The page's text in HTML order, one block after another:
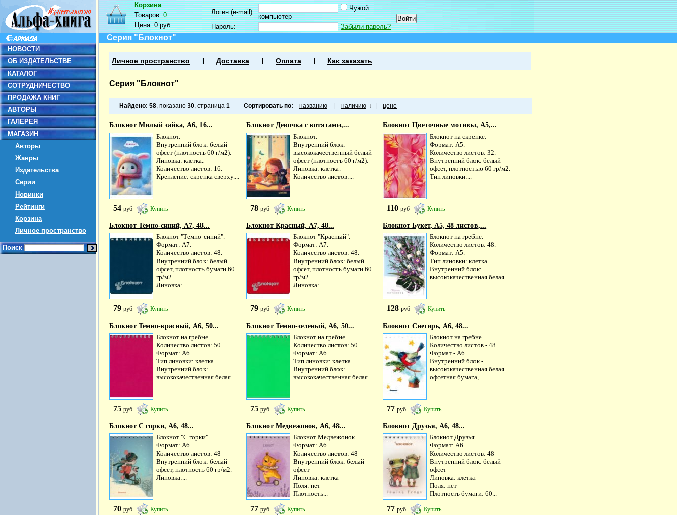
НОВОСТИ
ОБ ИЗДАТЕЛЬСТВЕ
КАТАЛОГ
СОТРУДНИЧЕСТВО
ПРОДАЖА КНИГ
АВТОРЫ
ГАЛЕРЕЯ
МАГАЗИН
Авторы
Жанры
Издательства
Серии
Новинки
Рейтинги
Корзина
Личное пространство
Поиск
Корзина
Товаров:0
Цена:0 руб.
Логин (e-mail):
Чужой
компьютер
Пароль:
Забыли пароль?
Серия "Блокнот"
Личное пространство Доставка Оплата Как заказать
Серия "Блокнот"
Найдено: 58, показано 30, страница 1 Сортировать по: названию наличию ↓ цене
Блокнот Милый зайка, А6, 16...
Блокнот.
Внутренний блок: белый
офсет (плотность 60 г/м2).
Линовка: клетка.
Количество листов: 16.
Крепление: скрепка сверху....
54 руб Купить
Блокнот Девочка с котятами,...
Блокнот.
Внутренний блок:
высококачественный белый
офсет (плотность 60 г/м2).
Линовка: клетка.
Количество листов:...
78 руб Купить
Блокнот Цветочные мотивы, А5,...
Блокнот на скрепке.
Формат: А5.
Количество листов: 32.
Внутренний блок: белый
офсет, плотностью 60 гр/м2.
Тип линовки:...
110руб Купить
Блокнот Темно-синий, А7, 48...
Блокнот "Темно-синий".
Формат: А7.
Количество листов: 48.
Внутренний блок: белый
офсет, плотность бумаги 60
гр/м2.
Линовка:...
79 руб Купить
Блокнот Красный, А7, 48...
Блокнот "Красный".
Формат: А7.
Количество листов: 48.
Внутренний блок: белый
офсет, плотность бумаги 60
гр/м2.
Линовка:...
79 руб Купить
Блокнот Букет, А5, 48 листов,...
Блокнот на гребне.
Количество листов: 48.
Формат: А5.
Тип линовки: клетка.
Внутренний блок:
высококачественная белая...
128руб Купить
Блокнот Темно-красный, А6, 50...
Блокнот на гребне.
Количество листов: 50.
Формат: А6.
Тип линовки: клетка.
Внутренний блок:
высококачественная белая...
75 руб Купить
Блокнот Темно-зеленый, А6, 50...
Блокнот на гребне.
Количество листов: 50.
Формат: А6.
Тип линовки: клетка.
Внутренний блок:
высококачественная белая...
75 руб Купить
Блокнот Снегирь, А6, 48...
Блокнот на гребне.
Количество листов - 48.
Формат - А6.
Внутренний блок -
высококачественная белая
офсетная бумага,...
77руб Купить
Блокнот С горки, А6, 48...
Блокнот "С горки".
Формат: А6.
Количество листов: 48
Внутренний блок: белый
офсет, плотность 60 гр/м2.
Линовка:...
70 руб Купить
Блокнот Медвежонок, А6, 48...
Блокнот Медвежонок
Формат: А6
Количество листов: 48
Внутренний блок: белый
офсет
Линовка: клетка
Поля: нет
Плотность...
77 руб Купить
Блокнот Друзья, А6, 48...
Блокнот Друзья
Формат: А6
Количество листов: 48
Внутренний блок: белый
офсет
Линовка: клетка
Поля: нет
Плотность бумаги: 60...
77руб Купить